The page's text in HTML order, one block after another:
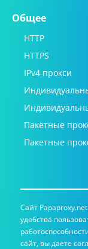
Общее
HTTP
HTTPS
IPv4 прокси
Пакетные
Пакетные
Сайт
удобства
сайт, вы даете